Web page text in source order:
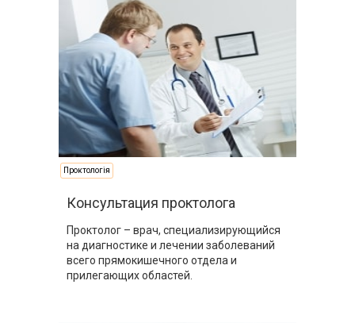
Проктологія
Консультация проктолога
Проктолог – врач, специализирующийся
на диагностике и лечении заболеваний
всего прямокишечного отдела и
прилегающих областей.